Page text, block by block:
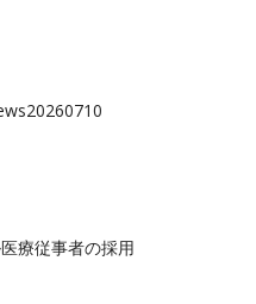
療従事者の採用